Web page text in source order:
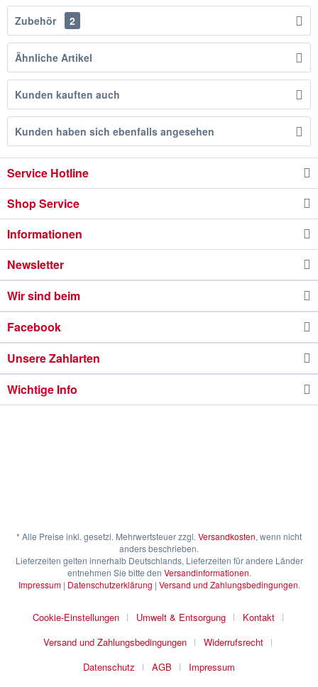
Zubehör 2
Ähnliche Artikel
Kunden kauften auch
Kunden haben sich ebenfalls angesehen
Service Hotline
Shop Service
Informationen
Newsletter
Wir sind beim
Facebook
Unsere Zahlarten
Wichtige Info
* Alle Preise inkl. gesetzl. Mehrwertsteuer zzgl. Versandkosten, wenn nicht
anders beschrieben.
Lieferzeiten gelten innerhalb Deutschlands, Lieferzeiten für andere Länder
entnehmen Sie bitte den Versandinformationen.
Impressum| Datenschutzerklärung | Versand und Zahlungsbedingungen.
Cookie-Einstellungen Umwelt & Entsorgung
Kontakt
Versand und Zahlungsbedingungen
Widerrufsrecht
Datenschutz
AGB Impressum